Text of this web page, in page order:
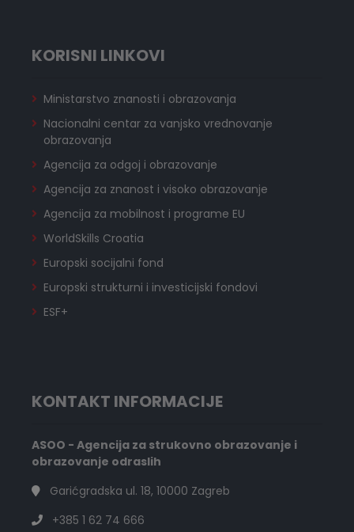
KORISNI LINKOVI
Ministarstvo znanosti i obrazovanja
Nacionalni centar za vanjsko vrednovanje
obrazovanja
Agencija za odgoj i obrazovanje
Agencija za znanost i visoko obrazovanje
Agencija za mobilnost i programe EU
WorldSkills Croatia
Europski socijalni fond
Europski strukturni i investicijski fondovi
ESF+
KONTAKT INFORMACIJE
ASOO - Agencija za strukovno obrazovanje i
obrazovanje odraslih
Garićgradska ul. 18, 10000 Zagreb
+385 1 62 74 666